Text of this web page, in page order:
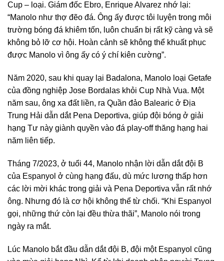
Cup – loại. Giám đốc Ebro, Enrique Alvarez nhớ lại:
“Manolo như thợ đẽo đá. Ông ấy được tôi luyện trong môi
trường bóng đá khiêm tốn, luôn chuẩn bị rất kỹ càng và sẽ
không bỏ lỡ cơ hội. Hoàn cảnh sẽ không thể khuất phục
được Manolo vì ông ấy có ý chí kiên cường”.
Năm 2020, sau khi quay lại Badalona, Manolo loại Getafe
của đồng nghiệp Jose Bordalas khỏi Cup Nhà Vua. Một
năm sau, ông xa đất liền, ra Quần đảo Balearic ở Địa
Trung Hải dẫn dắt Pena Deportiva, giúp đội bóng ở giải
hạng Tư này giành quyền vào đá play-off thăng hạng hai
năm liên tiếp.
Tháng 7/2023, ở tuổi 44, Manolo nhận lời dẫn dắt đội B
của Espanyol ở cùng hạng đấu, dù mức lương thấp hơn
các lời mời khác trong giải và Pena Deportiva vẫn rất nhớ
ông. Nhưng đó là cơ hội không thể từ chối. “Khi Espanyol
gọi, những thứ còn lại đều thừa thãi”, Manolo nói trong
ngày ra mắt.
Lúc Manolo bắt đầu dẫn dắt đội B, đội một Espanyol cũng